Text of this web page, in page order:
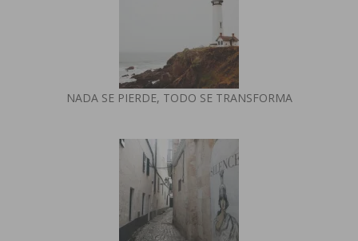
NADA SE PIERDE, TODO SE TRANSFORMA